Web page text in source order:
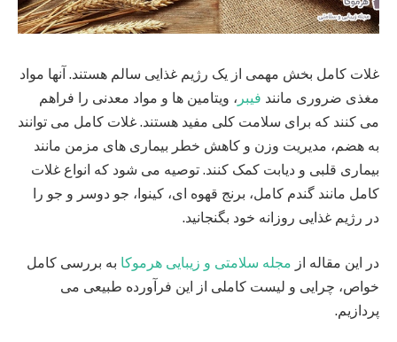
غلات کامل بخش مهمی از یک رژیم غذایی سالم هستند. آنها مواد
مغذی ضروری مانند فیبر ، ویتامین ها و مواد معدنی را فراهم
می کنند که برای سلامت کلی مفید هستند. غلات کامل می توانند
به هضم، مدیریت وزن و کاهش خطر بیماری های مزمن مانند
بیماری قلبی و دیابت کمک کنند. توصیه می شود که انواع غلات
کامل مانند گندم کامل، برنج قهوه ای، کینوا، جو دوسر و جو را
در رژیم غذایی روزانه خود بگنجانید.
در این مقاله از مجله سلامتی و زیبایی هرموکا به بررسی کامل
خواص، چرایی و لیست کاملی از این فرآورده طبیعی می
پردازیم.